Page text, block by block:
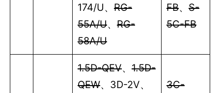
174/U、 RG-
55A/U、 RG-
58A/U
FB、 S-
5C-FB
1.5D-QEV、 1.5D-
QEW、 3D-2V、
3C-